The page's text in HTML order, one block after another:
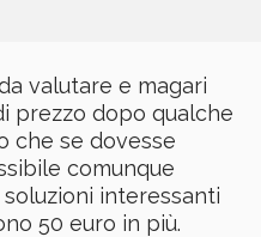
valutare e magari
prezzo dopo qualche
che se dovesse
comunque
interessanti
50 euro in più.